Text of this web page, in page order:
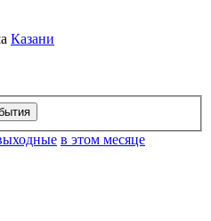
Казани
в этом месяце